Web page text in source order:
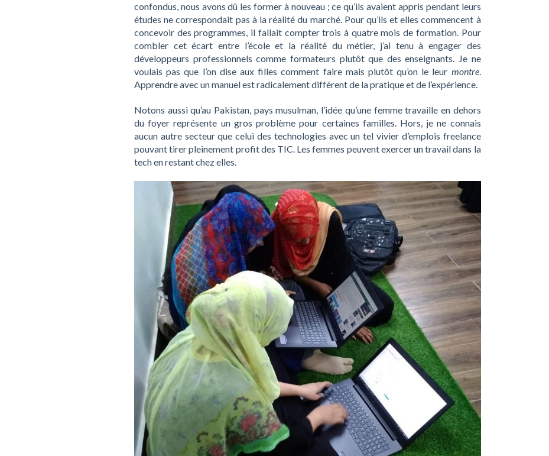
confondus, nous avons dû les former à nouveau ; ce qu’ils avaient appris pendant leurs
études ne correspondait pas à la réalité du marché. Pour qu’ils et elles commencent à
concevoir des programmes, il fallait compter trois à quatre mois de formation. Pour
combler cet écart entre l’école et la réalité du métier, j’ai tenu à engager des
développeurs professionnels comme formateurs plutôt que des enseignants. Je ne
voulais pas que l’on dise aux filles comment faire mais plutôt qu’on le leur montre.
Apprendre avec un manuel est radicalement différent de la pratique et de l’expérience.
Notons aussi qu’au Pakistan, pays musulman, l’idée qu’une femme travaille en dehors
du foyer représente un gros problème pour certaines familles. Hors, je ne connais
aucun autre secteur que celui des technologies avec un tel vivier d’emplois freelance
pouvant tirer pleinement profit des TIC. Les femmes peuvent exercer un travail dans la
tech en restant chez elles.